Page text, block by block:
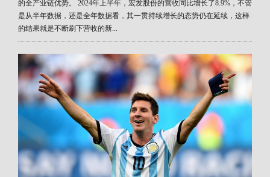
的全产业链优势。 2024年上半年，宏发股份的营收同比增长了8.9%，不管
是从半年数据，还是全年数据看，其一贯持续增长的态势仍在延续，这样
的结果就是不断刷下营收的新...